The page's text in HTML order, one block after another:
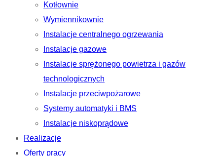
Kotłownie
Wymiennikownie
Instalacje centralnego ogrzewania
Instalacje gazowe
Instalacje sprężonego powietrza i gazów
technologicznych
Instalacje przeciwpożarowe
Systemy automatyki i BMS
Instalacje niskoprądowe
Realizacje
Oferty pracy